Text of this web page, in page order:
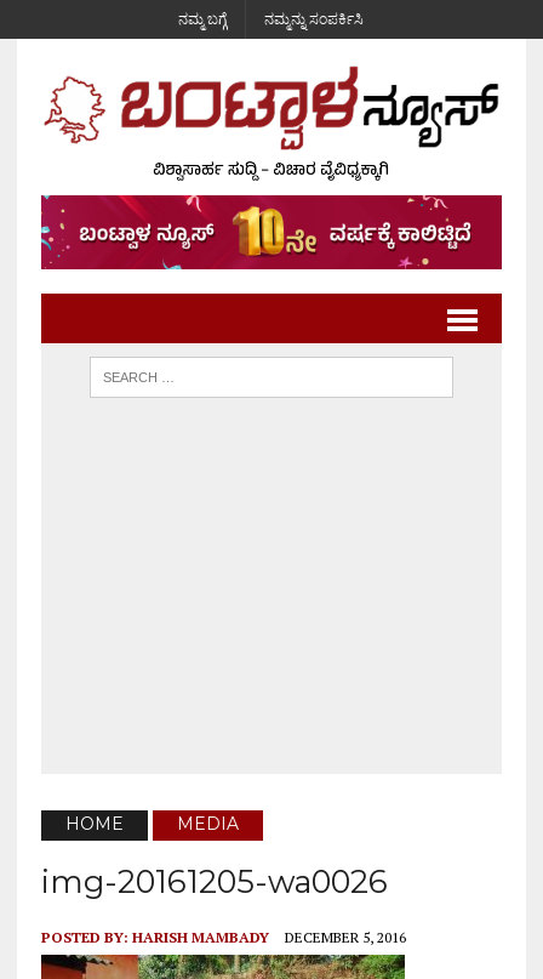
ನಮ್ಮ ಬಗ್ಗೆ ನಮ್ಮನ್ನು ಸಂಪರ್ಕಿಸಿ
HOME MEDIA
img-20161205-wa0026
POSTED BY: HARISH MAMBADY DECEMBER 5, 2016